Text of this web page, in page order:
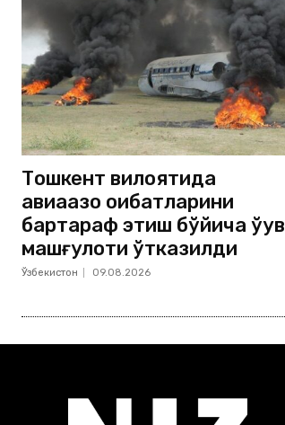
Тошкент вилоятида
авиақазо оқибатларини
бартараф этиш бўйича ўқув
машғулоти ўтказилди
Ўзбекистон 09.08.2026